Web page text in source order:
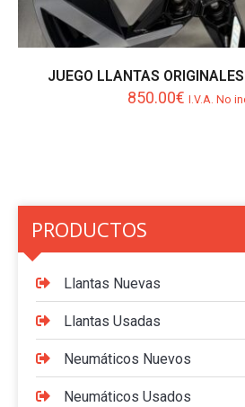
JUEGO LLANTAS
850.00€ I.V.A. No
PRODUCTOS
Llantas Nuevas
Llantas Usadas
Neumáticos Nuevos
Neumáticos Usados